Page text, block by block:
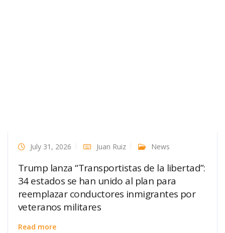
July 31, 2026 Juan Ruiz News
Trump lanza “Transportistas de la libertad”:
34 estados se han unido al plan para
reemplazar conductores inmigrantes por
veteranos militares
Read more